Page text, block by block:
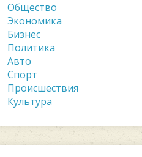
Общество
Экономика
Бизнес
Политика
Авто
Спорт
Происшествия
Культура